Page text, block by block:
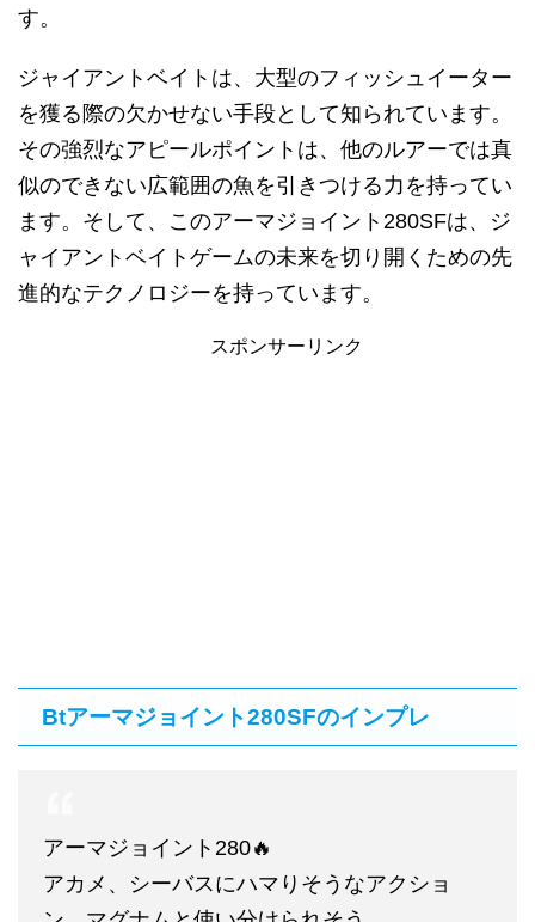
す。
ジャイアントベイトは、大型のフィッシュイーター
を獲る際の欠かせない手段として知られています。
その強烈なアピールポイントは、他のルアーでは真
似のできない広範囲の魚を引きつける力を持ってい
ます。そして、このアーマジョイント280SFは、ジ
ャイアントベイトゲームの未来を切り開くための先
進的なテクノロジーを持っています。
スポンサーリンク
Btアーマジョイント280SFのインプレ
アーマジョイント280🔥
アカメ、シーバスにハマりそうなアクショ